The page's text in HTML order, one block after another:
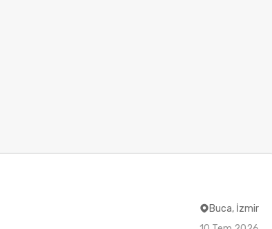
Buca, İzmir